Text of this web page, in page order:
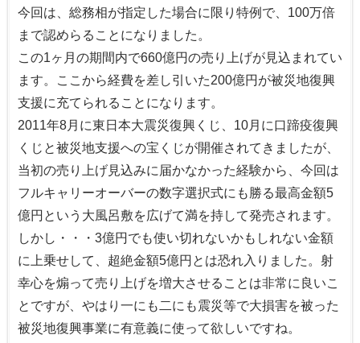
今回は、総務相が指定した場合に限り特例で、100万倍
まで認めらることになりました。
この1ヶ月の期間内で660億円の売り上げが見込まれてい
ます。ここから経費を差し引いた200億円が被災地復興
支援に充てられることになります。
2011年8月に東日本大震災復興くじ、10月に口蹄疫復興
くじと被災地支援への宝くじが開催されてきましたが、
当初の売り上げ見込みに届かなかった経験から、今回は
フルキャリーオーバーの数字選択式にも勝る最高金額5
億円という大風呂敷を広げて満を持して発売されます。
しかし・・・3億円でも使い切れないかもしれない金額
に上乗せして、超絶金額5億円とは恐れ入りました。射
幸心を煽って売り上げを増大させることは非常に良いこ
とですが、やはり一にも二にも震災等で大損害を被った
被災地復興事業に有意義に使って欲しいですね。